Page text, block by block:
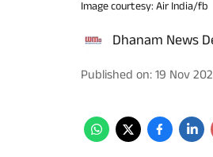
Image courtesy: Air India/fb
Dhanam News
Published on:19 Nov